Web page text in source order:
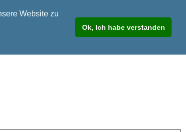
Website zu
Ok, Ich habe verstanden